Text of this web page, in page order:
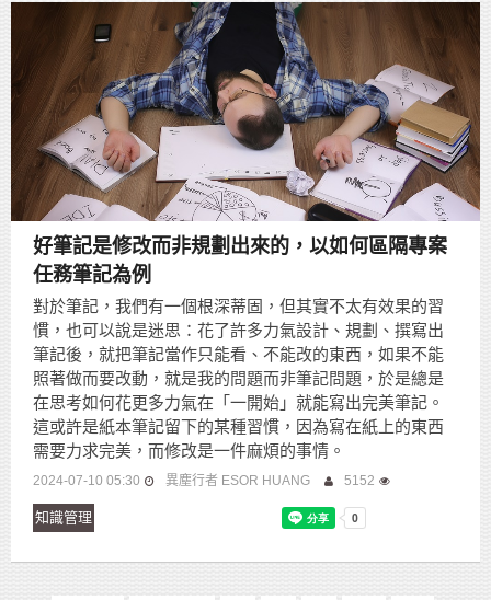
好筆記是修改而非規劃出來的，以如何區隔專案
任務筆記為例
對於筆記，我們有一個根深蒂固，但其實不太有效果的習
慣，也可以說是迷思：花了許多力氣設計、規劃、撰寫出
筆記後，就把筆記當作只能看、不能改的東西，如果不能
照著做而要改動，就是我的問題而非筆記問題，於是總是
在思考如何花更多力氣在「一開始」就能寫出完美筆記。
這或許是紙本筆記留下的某種習慣，因為寫在紙上的東西
需要力求完美，而修改是一件麻煩的事情。
2024-07-10 05:30 異塵行者 ESOR HUANG 5152
知識管理